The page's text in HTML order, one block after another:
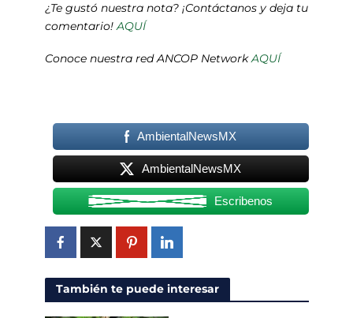
¿Te gustó nuestra nota? ¡Contáctanos y deja tu
comentario!AQUÍ
Conoce nuestra red ANCOP NetworkAQUÍ
AmbientalNewsMX
AmbientalNewsMX
Escribenos
También te puede interesar